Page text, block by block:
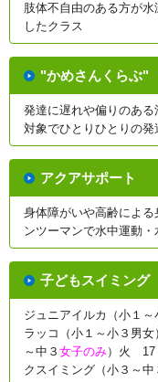
肢体不自由のある方が
したクラス
"かめさんくらぶ"
発達に遅れや偏りのあ
対象でひとりひとりの
アクアサポート
身体障がいや高齢によ
ンツーマンで水中運動・
子どもスイミング
ジュニアイルカ（小１
ラッコ（小１～小３男
～中３ 女子のみ）火 17
クスイミング（小３～中